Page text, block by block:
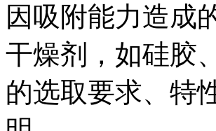
因吸附能力造成
干燥剂，如硅胶
的选取要求、特